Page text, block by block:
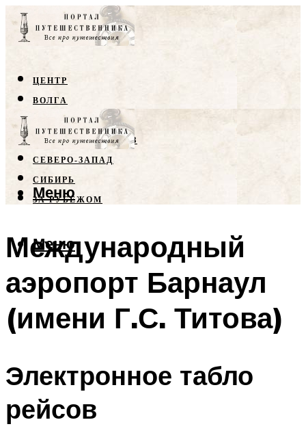
ЦЕНТР
ВОЛГА
КРЫМ
СЕВЕРНЫЙ КАВКАЗ
СЕВЕРО-ЗАПАД
СИБИРЬ
ЗА РУБЕЖОМ
Меню
Меню
Международный
аэропорт Барнаул
(имени Г.С. Титова)
Электронное табло
рейсов